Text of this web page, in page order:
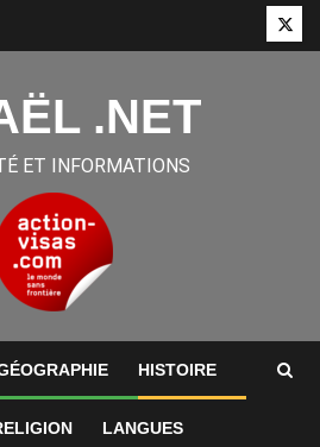
.NET
ET INFORMATIONS
HISTOIRE
LANGUES